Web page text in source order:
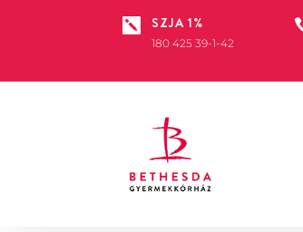
 SZJA 1%
180 425 39-1-42